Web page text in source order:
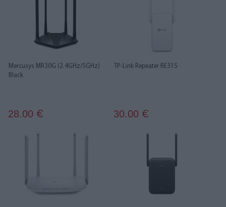
Mercusys MR30G (2.4GHz/5GHz)
Black
28.00 €
TP-Link Repeater RE315
30.00 €